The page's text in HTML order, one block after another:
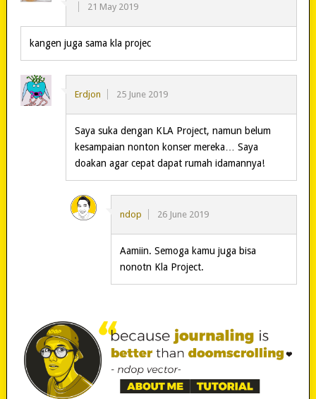
21 May 2019
kangen juga sama kla projec
Erdjon 25 June 2019
Saya suka dengan KLA Project, namun belum
kesampaian nonton konser mereka… Saya
doakan agar cepat dapat rumah idamannya!
ndop 26 June 2019
Aamiin. Semoga kamu juga bisa
nonotn Kla Project.